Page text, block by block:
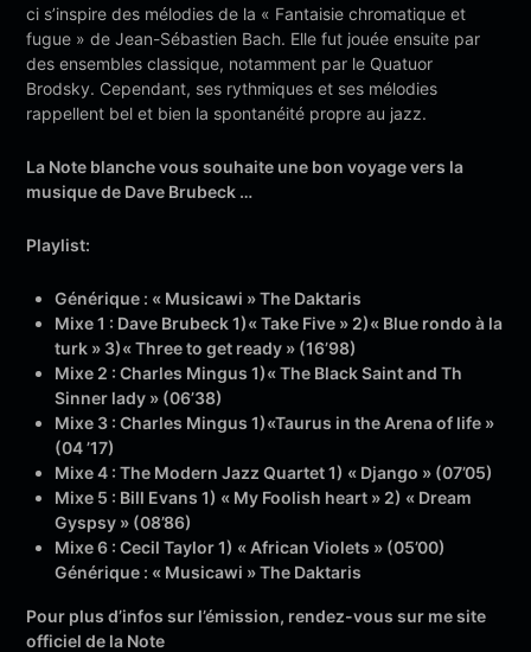
ci s’inspire des mélodies de la « Fantaisie chromatique et
fugue » de Jean-Sébastien Bach. Elle fut jouée ensuite par
des ensembles classique, notamment par le Quatuor
Brodsky. Cependant, ses rythmiques et ses mélodies
rappellent bel et bien la spontanéité propre au jazz.
La Note blanche vous souhaite une bon voyage vers la
musique de Dave Brubeck …
Playlist:
Générique : « Musicawi » The Daktaris
Mixe 1 : Dave Brubeck 1)« Take Five » 2)« Blue rondo à la
turk » 3)« Three to get ready » (16’98)
Mixe 2 : Charles Mingus 1)« The Black Saint and Th
Sinner lady » (06’38)
Mixe 3 : Charles Mingus 1)«Taurus in the Arena of life »
(04 ’17)
Mixe 4 : The Modern Jazz Quartet 1) « Django » (07’05)
Mixe 5 : Bill Evans 1) « My Foolish heart » 2) « Dream
Gyspsy » (08’86)
Mixe 6 : Cecil Taylor 1) « African Violets » (05’00)
Générique : « Musicawi » The Daktaris
Pour plus d’infos sur l’émission, rendez-vous sur me site
officiel de la Note